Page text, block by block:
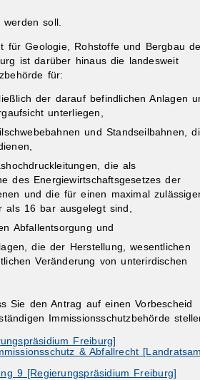
soll.
für Geologie, Rohstoffe und Bergbau
ist darüber hinaus die landesweit
für:
der darauf befindlichen Anlagen
unterliegen,
und Standseilbahnen,
die als
des Energiewirtschaftsgesetzes der
und die für einen maximal
als 16 bar ausgelegt sind,
Abfallentsorgung und
die der Herstellung, wesentlichen
Veränderung von unterirdischen
Sie den Antrag auf einen Vorbescheid
Immissionsschutzbehörde
Freiburg]
& Abfallrecht
9 [Regierungspräsidium Freiburg]